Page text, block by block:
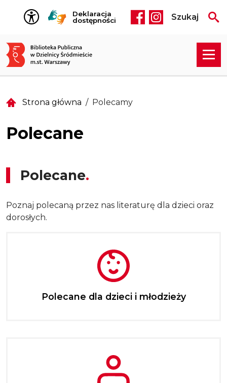
Przejdź do treści
Deklaracja
dostępności
Social media
Szukaj
Strona główna Polecamy
Polecane
Polecane
Poznaj polecaną przez nas literaturę dla dzieci oraz
dorosłych.
Polecane dla dzieci i młodzieży